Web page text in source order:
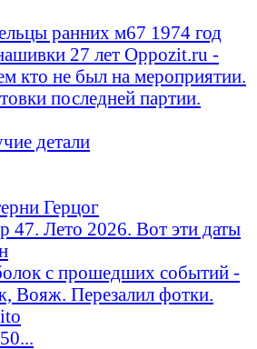
ранних м67 1974 год
27 лет Oppozit.ru -
кто не был на мероприятии.
последней партии.
детали
Герцог
47. Лето 2026. Вот эти даты
с прошедших событий -
Вояж. Перезалил фотки.